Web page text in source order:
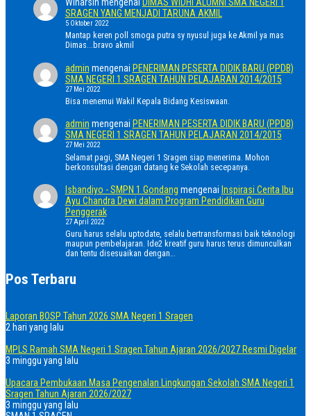
SRAGEN YANG MENJADI TARUNA AKMIL
5 Oktober 2022
Mantap keren poll smoga putra sy nyusul juga ke Akmil ya mas
Dimas...bravo akmil
admin mengenai PENERIMAN PESERTA DIDIK BARU (PPDB)
SMA NEGERI 1 SRAGEN TAHUN PELAJARAN 2014/2015
27 Mei 2022
Bisa menemui Wakil Kepala Bidang Kesiswaan.
admin mengenai PENERIMAN PESERTA DIDIK BARU (PPDB)
SMA NEGERI 1 SRAGEN TAHUN PELAJARAN 2014/2015
27 Mei 2022
Selamat pagi, SMA Negeri 1 Sragen siap menerima. Mohon
berkonsultasi dengan datang ke Sekolah secepanya.
Isbandiyo - SMPN 1 Gondang mengenai Inspirasi Cerita Ibu
Ayu Chandra Dewi dalam Program Pendidikan Guru
Penggerak
27 April 2022
Guru harus selalu uptodate, selalu bertransformasi baik teknologi
maupun pembelajaran. Ide2 kreatif guru harus terus dimunculkan
dan tentu disesuaikan dengan…
Pos Terbaru
Laporan BOSP Tahun 2026 SMA Negeri 1 Sragen
2 hari yang lalu
MPLS Ramah SMA Negeri 1 Sragen Tahun Ajaran 2026/2027 Resmi Digelar
3 minggu yang lalu
Upacara Pembukaan Masa Pengenalan Lingkungan Sekolah SMA Negeri 1
Sragen Tahun Ajaran 2026/2027
3 minggu yang lalu